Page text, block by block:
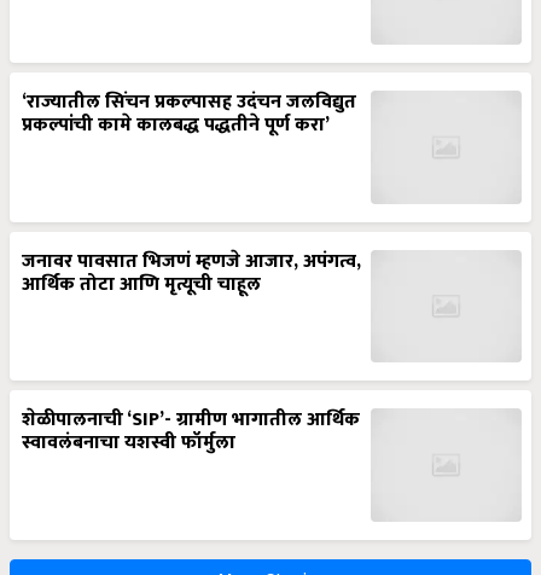
प्रकल्पांची कामे कालबद्ध पद्धतीने पूर्ण करा’
जनावर पावसात भिजणं म्हणजे आजार, अपंगत्व,
आर्थिक तोटा आणि मृत्यूची चाहूल
स्वावलंबनाचा यशस्वी फॉर्मुला
More Stories